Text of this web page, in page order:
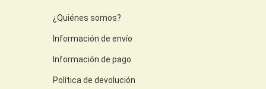
¿Quiénes somos?
Información de envío
Información de pago
Política de devolución